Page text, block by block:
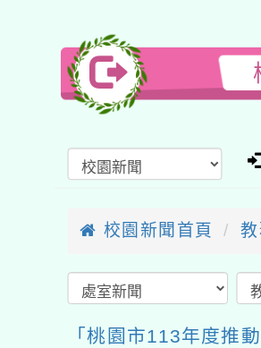
校園新聞首頁
「桃園市113年度推